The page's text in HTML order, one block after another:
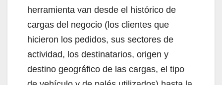
herramienta van desde el histórico de
cargas del negocio (los clientes que
hicieron los pedidos, sus sectores de
actividad, los destinatarios, origen y
destino geográfico de las cargas, el tipo